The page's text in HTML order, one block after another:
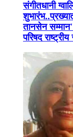
संगीतधानी
तानसेन
परिषद